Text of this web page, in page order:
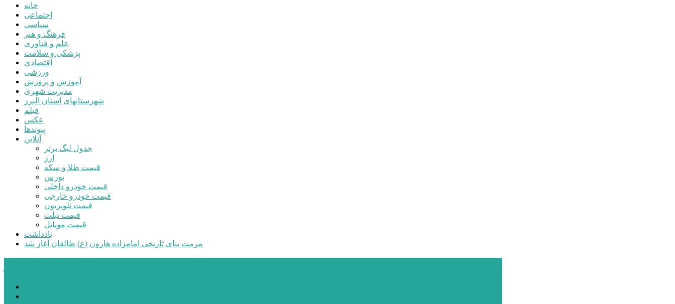
خانه
اجتماعی
سیاسی
فرهنگ و هنر
علم و فناوری
پزشکی و سلامت
اقتصادی
ورزشی
آموزش و پرورش
مدیریت شهری
شهرستانهای استان البرز
فیلم
عکس
پیوندها
آنلاین
جدول لیگ برتر
ارز
قیمت طلا و سکه
بورس
قیمت خودرو داخلی
قیمت خودرو خارجی
قیمت تلویزیون
قیمت تبلت
قیمت موبایل
یادداشت
مرمت بنای تاریخی امامزاده هارون (ع) طالقان آغاز شد